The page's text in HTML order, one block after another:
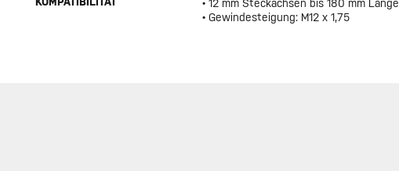
• 12 mm Steckachsen bis 180 mm Länge
• Gewindesteigung: M12 x 1,75